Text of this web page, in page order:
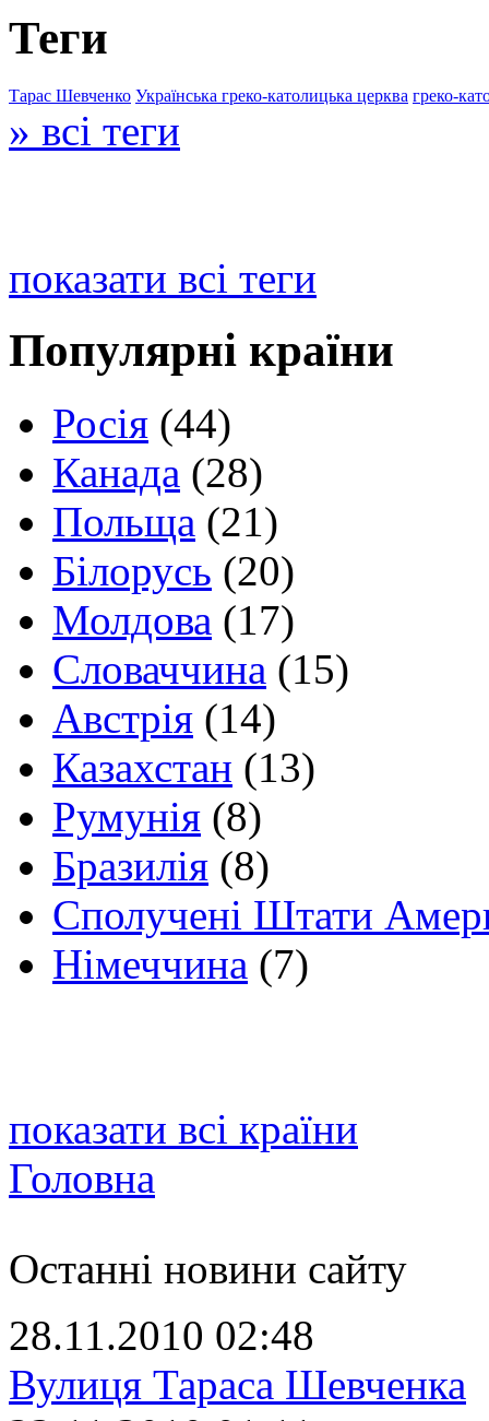
Теги
Тарас Шевченко Українська греко-католицька церква греко-
» всі теги
показати всі теги
Популярні країни
Росія (44)
Канада (28)
Польща (21)
Білорусь (20)
Молдова (17)
Словаччина (15)
Австрія (14)
Казахстан (13)
Румунія (8)
Бразилія (8)
Сполучені Штати
Німеччина (7)
показати всі країни
Головна
Останні новини сайту
28.11.2010 02:48
Вулиця Тараса Шевченка